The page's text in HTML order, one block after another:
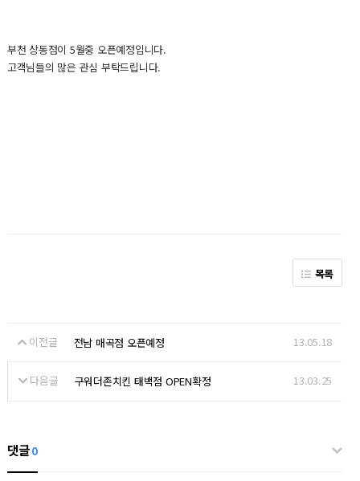
부천 상동점이 5월중 오픈예정입니다.
고객님들의 많은 관심 부탁드립니다.
목록
이전글 전남 매곡점 오픈예정 13.05.18
다음글 구워더존치킨 태백점 OPEN확정 13.03.25
댓글0